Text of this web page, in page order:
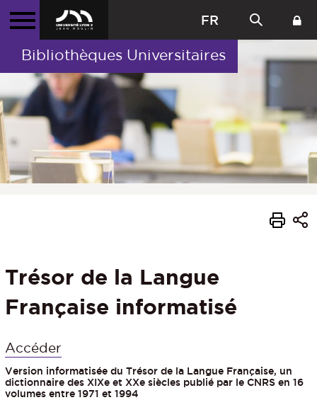
FR
Bibliothèques Universitaires
Trésor de la Langue
Française informatisé
Accéder
Version informatisée du Trésor de la Langue Française, un
dictionnaire des XIXe et XXe siècles publié par le CNRS en 16
volumes entre 1971 et 1994